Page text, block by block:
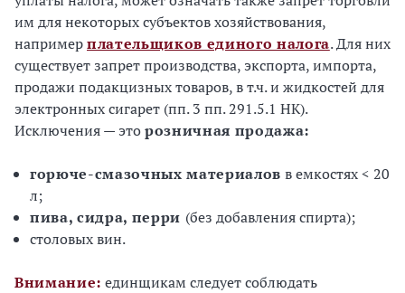
им для некоторых субъектов хозяйствования,
напримерплательщиков единого налога. Для них
существует запрет производства, экспорта, импорта,
продажи подакцизных товаров, в т.ч. и жидкостей для
электронных сигарет (пп. 3 пп. 291.5.1 НК).
Исключения — эторозничная продажа:
горюче-смазочных материаловв емкостях < 20
л;
пива, сидра, перри (без добавления спирта);
столовых вин.
Внимание: единщикам следует соблюдать